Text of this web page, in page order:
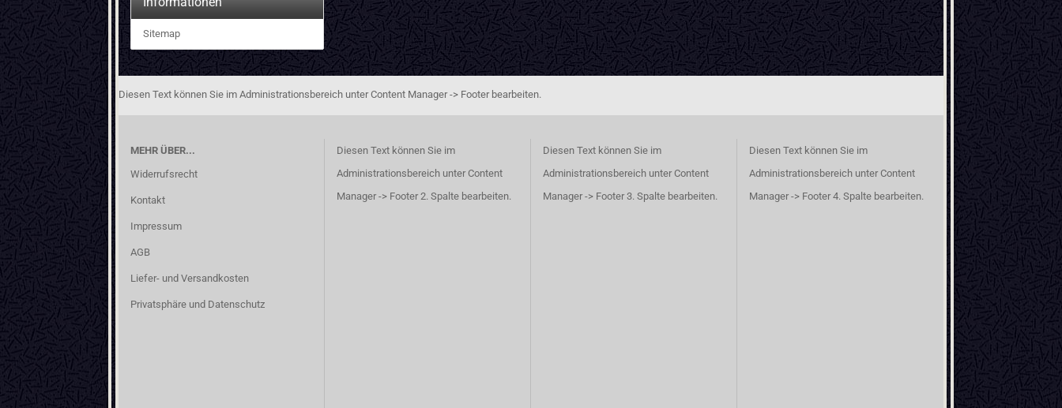
Sitemap
Diesen Text können Sie im Administrationsbereich unter Content Manager -> Footer bearbeiten.
MEHR ÜBER...
Widerrufsrecht
Kontakt
Impressum
AGB
Liefer- und Versandkosten
Privatsphäre und Datenschutz
Diesen Text können Sie im
Administrationsbereich unter Content
Manager -> Footer 2. Spalte bearbeiten.
Diesen Text können Sie im
Administrationsbereich unter Content
Manager -> Footer 3. Spalte bearbeiten.
Diesen Text können Sie im
Administrationsbereich unter Content
Manager -> Footer 4. Spalte bearbeiten.